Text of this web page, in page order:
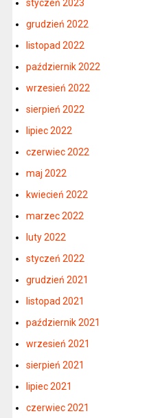
styczeń 2023
grudzień 2022
listopad 2022
październik 2022
wrzesień 2022
sierpień 2022
lipiec 2022
czerwiec 2022
maj 2022
kwiecień 2022
marzec 2022
luty 2022
styczeń 2022
grudzień 2021
listopad 2021
październik 2021
wrzesień 2021
sierpień 2021
lipiec 2021
czerwiec 2021